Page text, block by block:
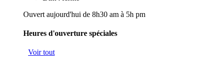
Ouvert aujourd'hui de 8h30 am à 5h pm
Heures d'ouverture spéciales
Voir tout